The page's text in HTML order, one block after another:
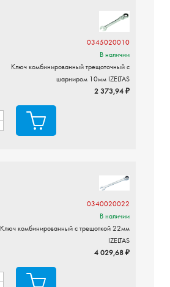
0345020010
В наличии
Ключ комбинированный трещоточный с
шарниром 10мм IZELTAS
2 373,94 ₽
0340020022
В наличии
Ключ комбинированный с трещоткой 22мм
IZELTAS
4 029,68 ₽